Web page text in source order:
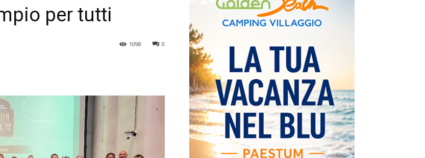
per tutti
0
1098